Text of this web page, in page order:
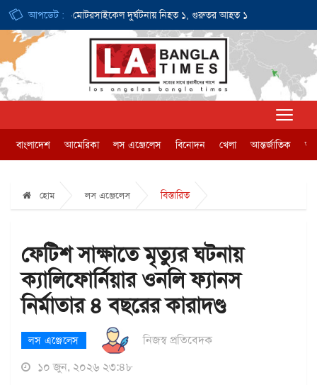
আপডেট :ই-মোটরসাইকেল দুর্ঘটনায় নিহত ১, গুরুতর আহত ১
বাংলাদেশ আমেরিকা লস এঞ্জেলেস বিনোদন খেলা আন্তর্জাতিক
হোম লস এঞ্জেলেস বিস্তারিত
ফেটিশ সাক্ষাতে মৃত্যুর ঘটনায়
ক্যালিফোর্নিয়ার ওনলি ফ্যানস
নির্মাতার ৪ বছরের কারাদণ্ড
লস এঞ্জেলেস
নিজস্ব প্রতিবেদক
১০ জুন, ২০২৬ ২৩:৪৮